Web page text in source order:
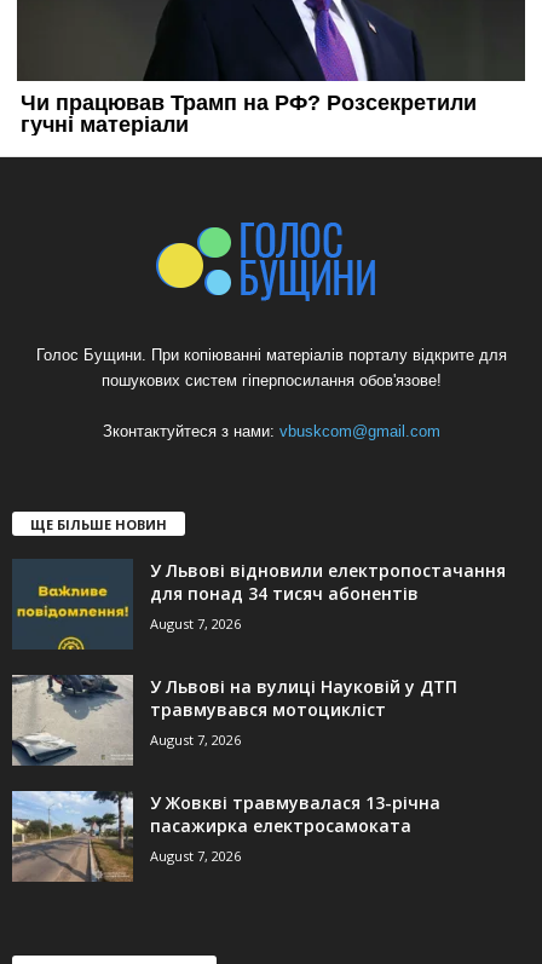
Голос Бущини. При копіюванні матеріалів порталу відкрите для
пошукових систем гіперпосилання обов'язове!
Зконтактуйтеся з нами: vbuskcom@gmail.com
ЩЕ БІЛЬШЕ НОВИН
У Львові відновили електропостачання
для понад 34 тисяч абонентів
August 7, 2026
У Львові на вулиці Науковій у ДТП
травмувався мотоцикліст
August 7, 2026
У Жовкві травмувалася 13-річна
пасажирка електросамоката
August 7, 2026